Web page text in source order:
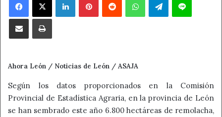
Compartir por correo electrónicoImprimir
Ahora León / Noticias de León / ASAJA
Según los datos proporcionados en la Comisión
Provincial de Estadística Agraria, en la provincia de León
se han sembrado este año 6.800 hectáreas de remolacha,